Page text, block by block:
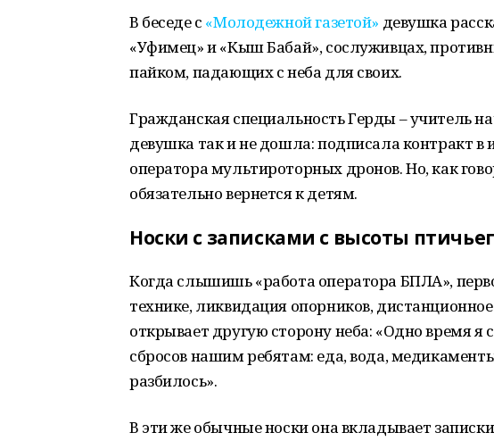
В беседе с «Молодежной газетой» девушка
«Уфимец» и «Кыш Бабай», сослуживцах,
пайком, падающих с неба для своих.
Гражданская специальность Герды – учитель
девушка так и не дошла: подписала контракт в
оператора мультироторных дронов. Но, как
обязательно вернется к детям.
Носки с записками с высоты
Когда слышишь «работа оператора БПЛА»,
технике, ликвидация опорников,
открывает другую сторону неба: «Одно время я
сбросов нашим ребятам: еда, вода,
разбилось».
В эти же обычные носки она вкладывает